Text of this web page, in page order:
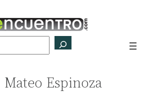
Mateo Espinoza